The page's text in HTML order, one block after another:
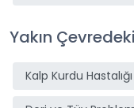
Yakın
Kalp Kurdu Hastalığı